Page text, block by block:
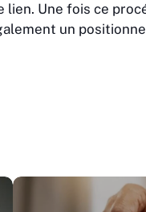
Une fois ce
un